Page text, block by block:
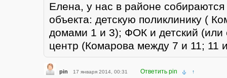
Елена, у нас в районе собираются
объекта: детскую поликлинику (
домами 1 и 3); ФОК и детский (или
центр (Комарова между 7 и 11; 11
pin 17 января 2014, 00:31 Ответить pin ↑